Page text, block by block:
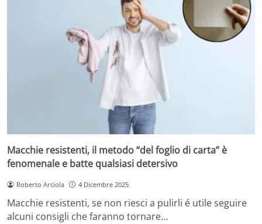
Macchie resistenti, il metodo “del foglio di carta” è
fenomenale e batte qualsiasi detersivo
Roberto Arciola 4 Dicembre 2025
Macchie resistenti, se non riesci a pulirli é utile seguire
alcuni consigli che faranno tornare…